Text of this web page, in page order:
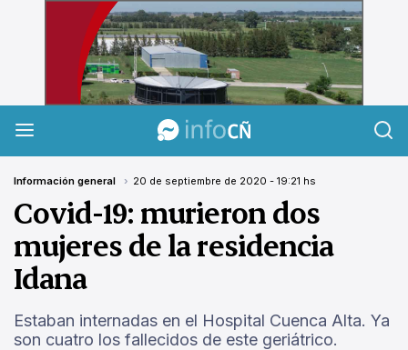
InfoCañuelas
Información general 20 de septiembre de 2020 - 19:21 hs
Covid-19: murieron dos
mujeres de la residencia
Idana
Estaban internadas en el Hospital Cuenca Alta. Ya
son cuatro los fallecidos de este geriátrico.